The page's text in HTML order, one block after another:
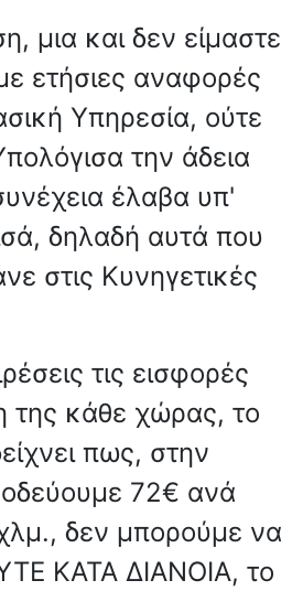
μια και δεν είμαστε
ετήσιες αναφορές
Υπηρεσία, ούτε
την άδεια
έλαβα υπ'
δηλαδή αυτά που
στις Κυνηγετικές
τις εισφορές
της κάθε χώρας, το
πως, στην
72€ ανά
δεν μπορούμε να
ΚΑΤΑ ΔΙΑΝΟΙΑ, το